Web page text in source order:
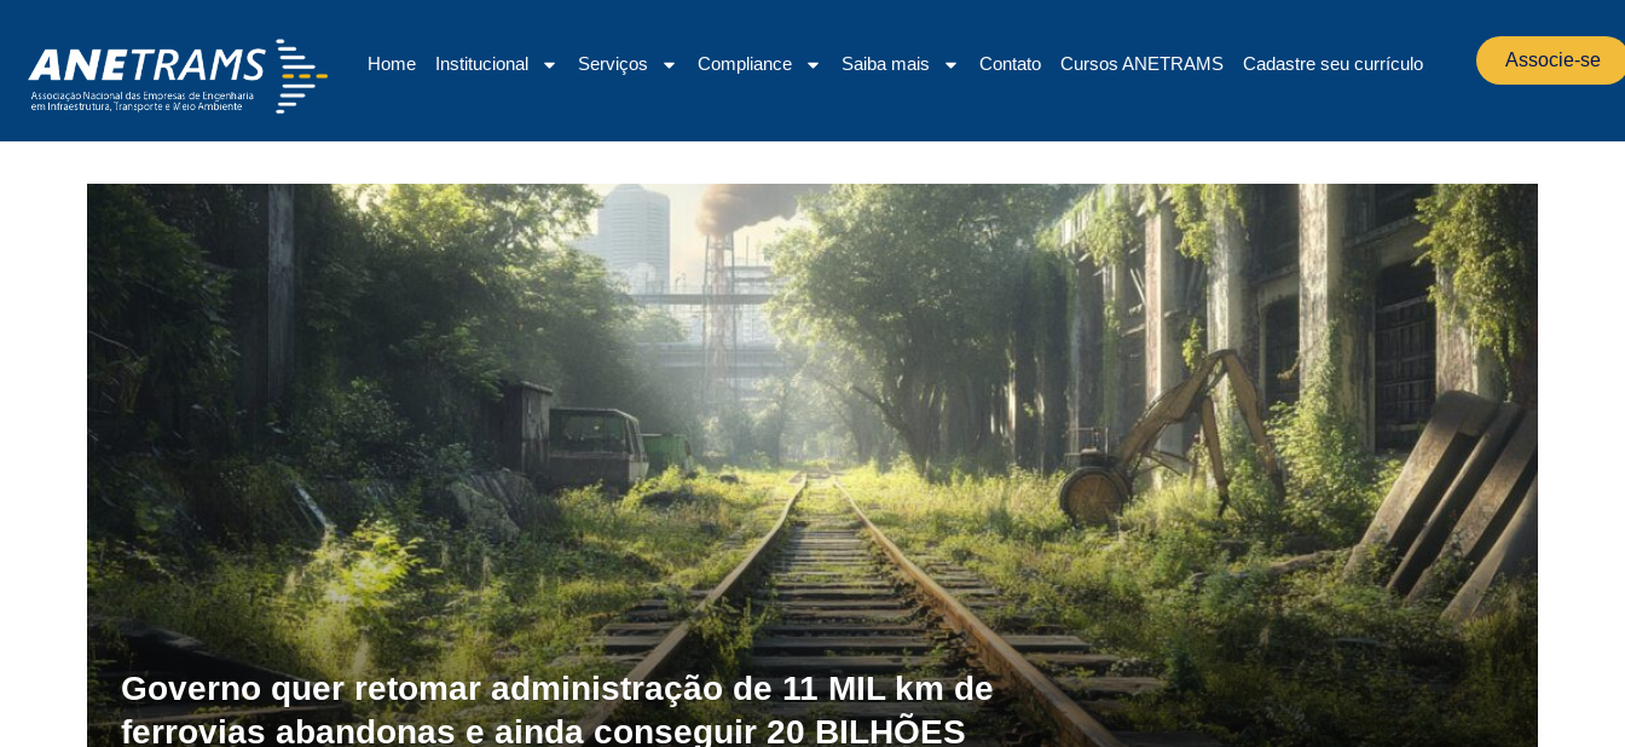
Home Institucional Serviços Compliance Saiba mais Contato Cursos ANETRAMS Cadastre seu currículo Associe-se
Governo quer retomar administração de 11 MIL km de
ferrovias abandonas e ainda conseguir 20 BILHÕES